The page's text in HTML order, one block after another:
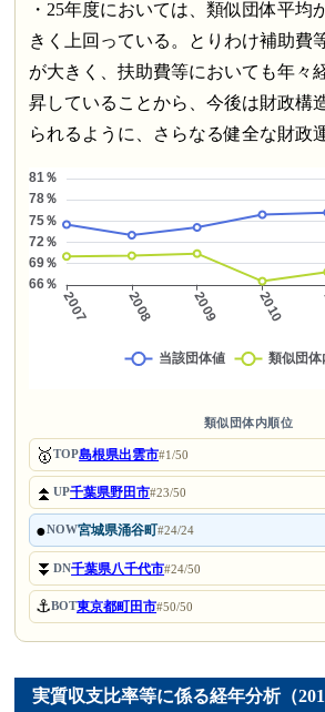
・25年度においては、類似団体平均
きく上回っている。とりわけ補助費
が大きく、扶助費等においても年々
昇していることから、今後は財政構
られるように、さらなる健全な財政
類似団体内順位
🥇TOP島根県出雲市#1/50
⏫UP千葉県野田市#23/50
●NOW宮城県涌谷町#24/24
⏬DN千葉県八千代市#24/50
⚓BOT東京都町田市#50/50
実質収支比率等に係る経年分析（